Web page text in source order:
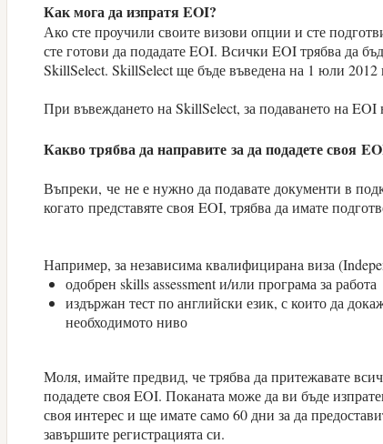
Как мога да изпратя EOI?
Ако сте проучили своите визови опции и сте
сте готови да подадате EOI. Всички EOI трябва да
SkillSelect. SkillSelect ще бъде въведена на 1 юли 2012
При въвеждането на SkillSelect, за подаването на EOI
Какво трябва да направите за да подадете своя
Въпреки, че не е нужно да подавате документи в
когато представяте своя EOI, трябва да имате
Например, за независимa квалифициранa виза
одобрен skills assessment и/или програма за работа
издържан тест по английски език, с които да
необходимото ниво
Моля, имайте предвид, че трябва да притежавате
подадете своя EOI. Поканата може да ви бъде
своя интерес и ще имате само 60 дни за да
завършите регистрацията си.